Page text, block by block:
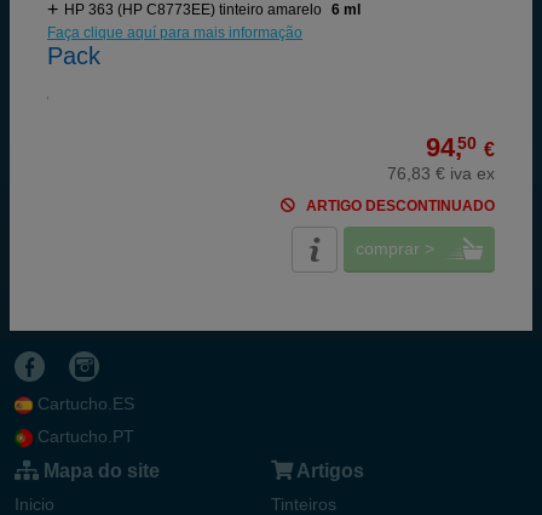
HP 363 (HP C8773EE) tinteiro amarelo
6 ml
Faça clique aquí para mais informação
Pack
94,50 €
76,83 € iva ex
ARTIGO DESCONTINUADO
comprar >
Cartucho.ES
Cartucho.PT
Mapa do site
Inicio
Artigos
Tinteiros